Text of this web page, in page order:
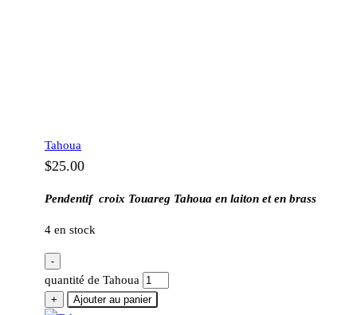
Tahoua
$25.00
Pendentif croix Touareg Tahoua en laiton et en brass
4 en stock
-
quantité de Tahoua
+ Ajouter au panier